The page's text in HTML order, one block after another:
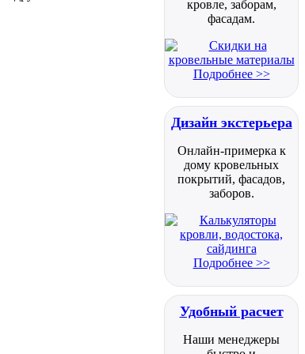
кровле, заборам,
фасадам.
Подробнее >>
Дизайн экстерьера
Онлайн-примерка к
дому кровельных
покрытий, фасадов,
заборов.
Подробнее >>
Удобный расчет
Наши менеджеры